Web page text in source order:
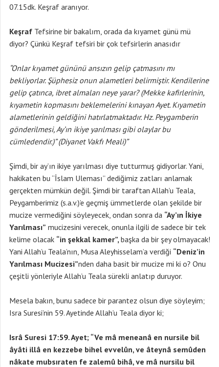
07.15dk. Keşraf aranıyor.
Keşraf Tefsirine bir bakalım, orada da kıyamet günü mü
diyor? Çünkü Keşraf tefsiri bir çok tefsirlerin anasıdır
“Onlar kıyamet gününü ansızın gelip çatmasını mı
bekliyorlar. Şüphesiz onun alametleri belirmiştir. Kendilerine
gelip çatınca, ibret almaları neye yarar? (Mekke kafirlerinin,
kıyametin kopmasını beklemelerini kınayan Ayet. Kıyametin
alametlerinin geldiğini hatırlatmaktadır. Hz. Peygamberin
gönderilmesi, Ay’ın ikiye yarılması gibi olaylar bu
cümledendir.)” (Diyanet Vakfı Meali)”
Şimdi, bir ay’ın ikiye yarılması diye tutturmuş gidiyorlar. Yani,
hakikaten bu “İslam Uleması” dediğimiz zatları anlamak
gerçekten mümkün değil. Şimdi bir taraftan Allah’u Teala,
Peygamberimiz (s.a.v.)’e geçmiş ümmetlerde olan şekilde bir
mucize vermediğini söyleyecek, ondan sonra da “Ay’ın İkiye
Yarılması” mucizesini verecek, onunla ilgili de sadece bir tek
kelime olacak “in şekkal kamer”, başka da bir şey olmayacak!
Yani Allah’u Teala’nın, Musa Aleyhisselam’a verdiği “Deniz’in
Yarılması Mucizesi”nden daha basit bir mucize mi ki o? Onu
çeşitli yönleriyle Allah’u Teala sürekli anlatıp duruyor.
Mesela bakın, bunu sadece bir parantez olsun diye söyleyim;
Isra Suresi’nin 59. Ayetinde Allah’u Teala diyor ki;
Isrâ Suresi 17:59. Ayet; “Ve mâ meneanâ en nursile bil
âyâti illâ en kezzebe bihel evvelûn, ve âteynâ semûden
nâkate mubsıraten fe zalemû bihâ, ve mâ nursilu bil